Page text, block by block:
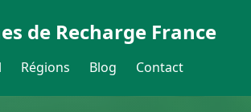
de Recharge France
Régions Blog Contact